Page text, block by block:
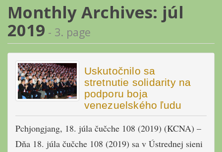
Monthly Archives: júl
2019 - 3. page
Uskutočnilo sa
stretnutie solidarity na
podporu boja
venezuelského ľudu
Pchjongjang, 18. júla čučche 108 (2019) (KCNA) –
Dňa 18. júla čučche 108 (2019) sa v Ústrednej sieni